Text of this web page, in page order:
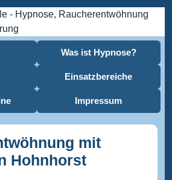
Was ist Hypnose?
Einsatzbereiche
Impressum
mit
Hohnhorst